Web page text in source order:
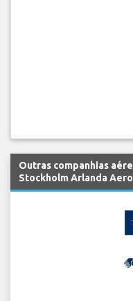
Outras companhias
Stockholm Arlanda